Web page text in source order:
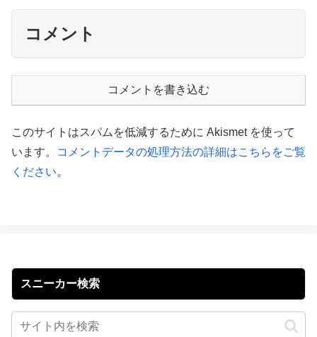
コメント
コメントを書き込む
このサイトはスパムを低減するために Akismet を使って
います。
コメントデータの処理方法の詳細はこちらをご覧
ください。
スニーカー検索